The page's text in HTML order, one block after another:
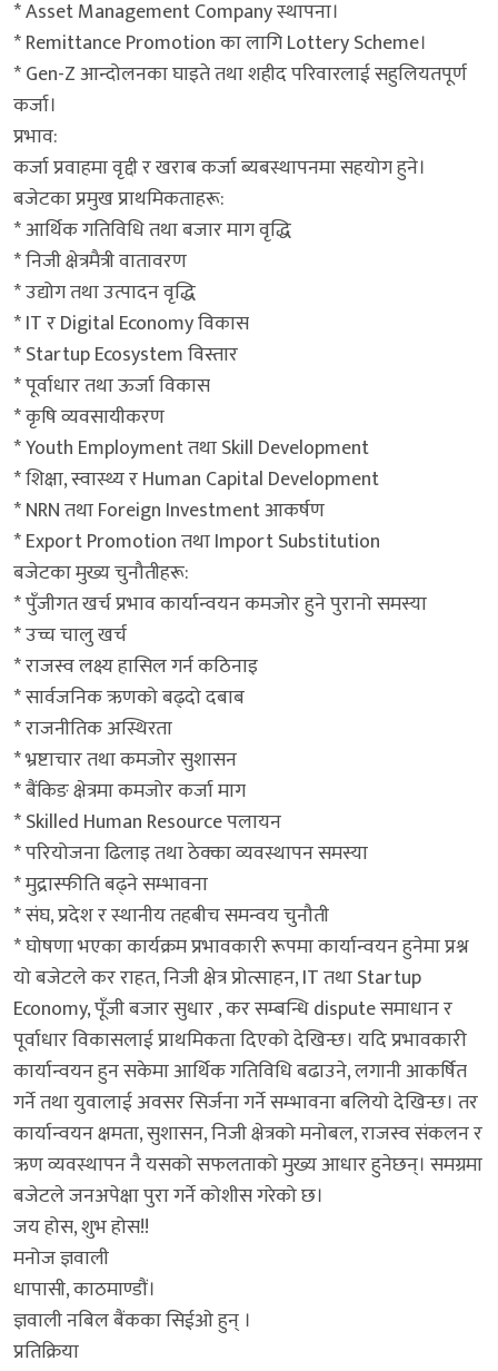
* Asset Management Company स्थापना।
* Remittance Promotion का लागि Lottery Scheme।
* Gen-Z आन्दोलनका घाइते तथा शहीद परिवारलाई सहुलियतपूर्ण
कर्जा।
प्रभाव:
कर्जा प्रवाहमा वृद्दी र खराब कर्जा ब्यबस्थापनमा सहयोग हुने।
बजेटका प्रमुख प्राथमिकताहरू:
* आर्थिक गतिविधि तथा बजार माग वृद्धि
* निजी क्षेत्रमैत्री वातावरण
* उद्योग तथा उत्पादन वृद्धि
* IT र Digital Economy विकास
* Startup Ecosystem विस्तार
* पूर्वाधार तथा ऊर्जा विकास
* कृषि व्यवसायीकरण
* Youth Employment तथा Skill Development
* शिक्षा, स्वास्थ्य र Human Capital Development
* NRN तथा Foreign Investment आकर्षण
* Export Promotion तथा Import Substitution
बजेटका मुख्य चुनौतीहरू:
* पुँजीगत खर्च प्रभाव कार्यान्वयन कमजोर हुने पुरानो समस्या
* उच्च चालु खर्च
* राजस्व लक्ष्य हासिल गर्न कठिनाइ
* सार्वजनिक ऋणको बढ्दो दबाब
* राजनीतिक अस्थिरता
* भ्रष्टाचार तथा कमजोर सुशासन
* बैंकिङ क्षेत्रमा कमजोर कर्जा माग
* Skilled Human Resource पलायन
* परियोजना ढिलाइ तथा ठेक्का व्यवस्थापन समस्या
* मुद्रास्फीति बढ्ने सम्भावना
* संघ, प्रदेश र स्थानीय तहबीच समन्वय चुनौती
* घोषणा भएका कार्यक्रम प्रभावकारी रूपमा कार्यान्वयन हुनेमा प्रश्न
यो बजेटले कर राहत, निजी क्षेत्र प्रोत्साहन, IT तथा Startup
Economy, पूँजी बजार सुधार , कर सम्बन्धि dispute समाधान र
पूर्वाधार विकासलाई प्राथमिकता दिएको देखिन्छ। यदि प्रभावकारी
कार्यान्वयन हुन सकेमा आर्थिक गतिविधि बढाउने, लगानी आकर्षित
गर्ने तथा युवालाई अवसर सिर्जना गर्ने सम्भावना बलियो देखिन्छ। तर
कार्यान्वयन क्षमता, सुशासन, निजी क्षेत्रको मनोबल, राजस्व संकलन र
ऋण व्यवस्थापन नै यसको सफलताको मुख्य आधार हुनेछन्। समग्रमा
बजेटले जनअपेक्षा पुरा गर्ने कोशीस गरेको छ।
जय होस, शुभ होस!!
मनोज ज्ञवाली
धापासी, काठमाण्डौं।
ज्ञवाली नबिल बैंकका सिईओ हुन् ।
प्रतिक्रिया